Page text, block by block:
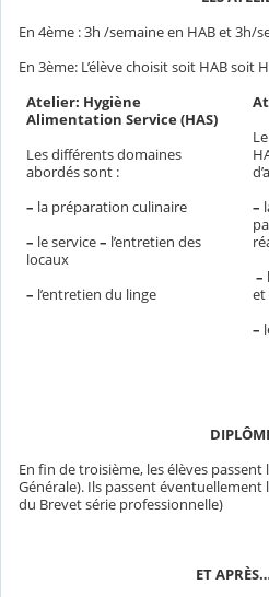
En 4ème : 3h /semaine en HAB et 3h/
En 3ème: L’élève choisit soit HAB soit
Atelier: Hygiène
Alimentation Service (HAS)
Les différents domaines
abordés sont :
– la préparation culinaire
– le service– l’entretien des
locaux
– l’entretien du linge
–
–
et
–
En fin de troisième, les élèves passent
Générale). Ils passent éventuellement
du Brevet série professionnelle)
ET